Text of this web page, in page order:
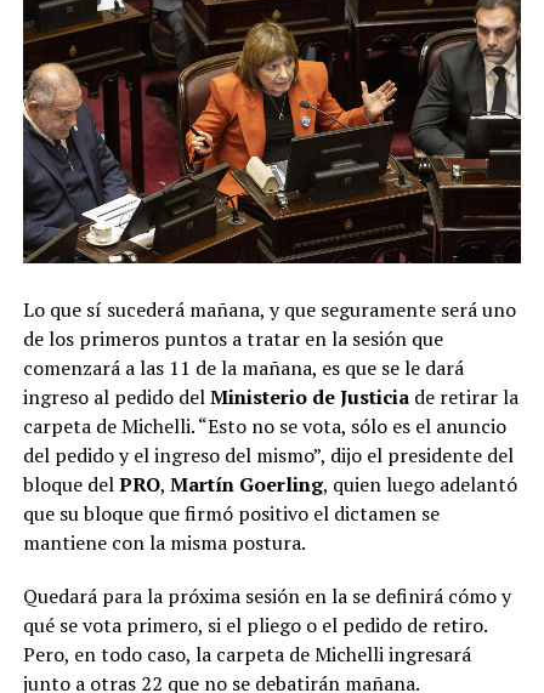
Lo que sí sucederá mañana, y que seguramente será uno
de los primeros puntos a tratar en la sesión que
comenzará a las 11 de la mañana, es que se le dará
ingreso al pedido delMinisterio de Justiciade retirar la
carpeta de Michelli. “Esto no se vota, sólo es el anuncio
del pedido y el ingreso del mismo”, dijo el presidente del
bloque delPRO, Martín Goerling, quien luego adelantó
que su bloque que firmó positivo el dictamen se
mantiene con la misma postura.
Quedará para la próxima sesión en la se definirá cómo y
qué se vota primero, si el pliego o el pedido de retiro.
Pero, en todo caso, la carpeta de Michelli ingresará
junto a otras 22 que no se debatirán mañana.